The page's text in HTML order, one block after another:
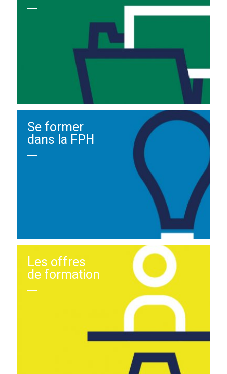
Se former
dans la FPH
Les offres
de formation